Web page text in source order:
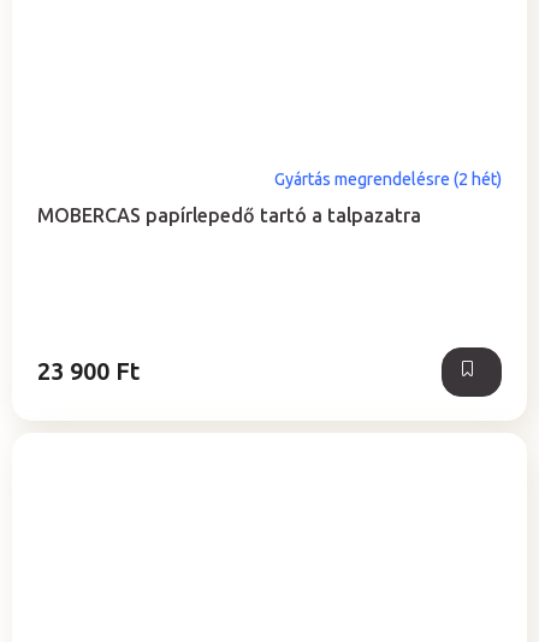
MOBERCAS papírlepedő tartó a talpazatra
Gyártás megrendelésre (2 hét)
23 900 Ft